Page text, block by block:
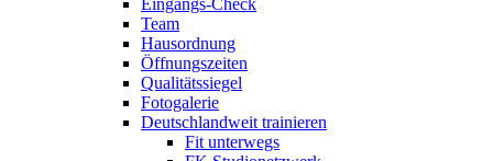
Eingangs-Check
Team
Hausordnung
Öffnungszeiten
Qualitätssiegel
Fotogalerie
Deutschlandweit trainieren
Fit unterwegs